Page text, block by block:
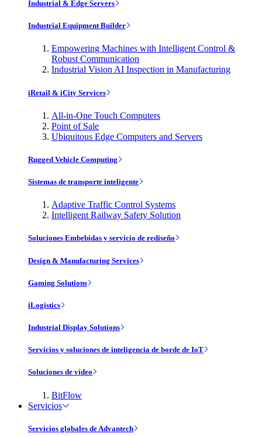
Industrial & Edge Servers
Industrial Equipment Builder
Empowering Machines with Intelligent Control &
Robust Communication
Industrial Vision AI Inspection in Manufacturing
iRetail & iCity Services
All-in-One Touch Computers
Point of Sale
Ubiquitous Edge Computers and Servers
Rugged Vehicle Computing
Sistemas de transporte inteligente
Adaptive Traffic Control Systems
Intelligent Railway Safety Solution
Soluciones Embebidas y servicio de rediseño
Design & Manufacturing Services
Gaming Solutions
iLogistics
Industrial Display Solutions
Servicios y soluciones de inteligencia de borde de IoT
Soluciones de vídeo
BitFlow
Servicios
Servicios globales de Advantech